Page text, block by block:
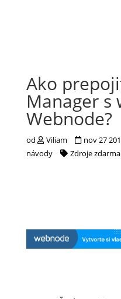
Ako
Manager s
Webnode?
od Viliam nov 27
návody
Zdroje zdarma